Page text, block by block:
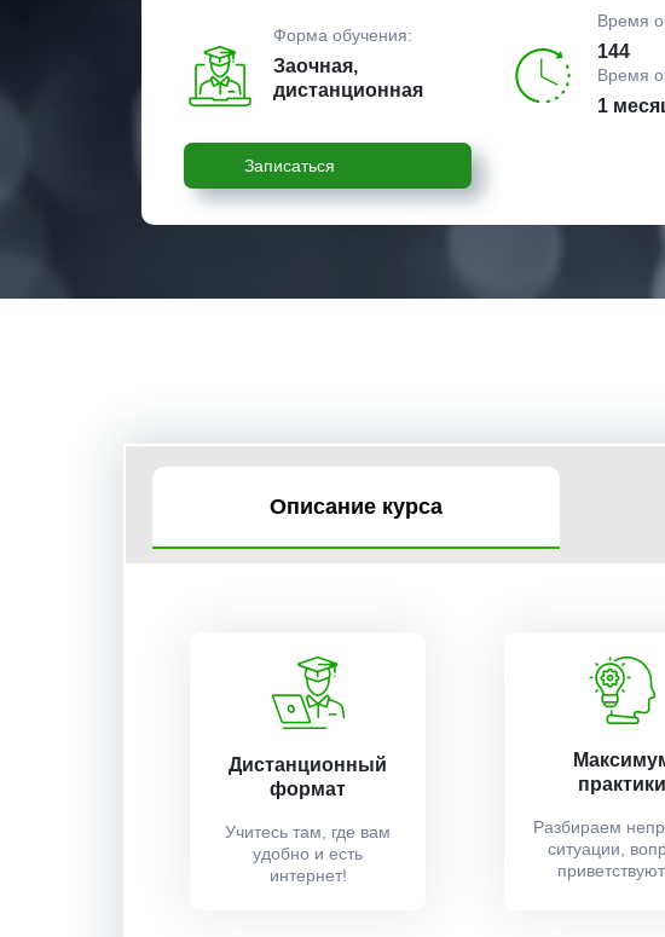
Форма обучения:
Заочная,
дистанционная
Время
144
Время
1
Записаться
Описание курса
Дистанционный
формат
Учитесь там, где вам
удобно и есть
интернет!
практики
Разбираем
ситуации,